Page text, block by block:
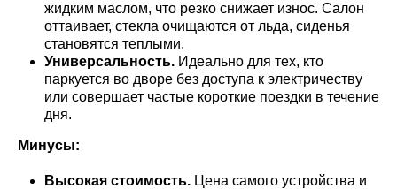
жидким маслом, что резко снижает износ. Салон
оттаивает, стекла очищаются от льда, сиденья
становятся теплыми.
Универсальность. Идеально для тех, кто
паркуется во дворе без доступа к электричеству
или совершает частые короткие поездки в течение
дня.
Минусы:
Высокая стоимость. Цена самого устройства и